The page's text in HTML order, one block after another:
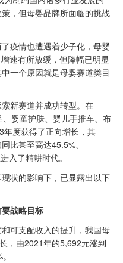
，但母婴品牌所面临的挑战
疫情也遭遇着少子化，母婴
速有所放缓，但降幅已明显
一个原因就是母婴赛道类目
新赛道并成功转型。在
婴童护肤、婴儿手推车、布
度获得了正向增长，其
比甚至高达45.5%、
入了精耕时代。
状的影响下，已显露出以下
战略目标
可支配收入的提升，我国母
，由2021年的5,692元涨到